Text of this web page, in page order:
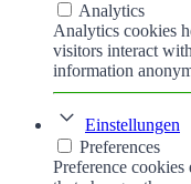
Analytics
Analytics cookies
visitors interact
information
Einstellungen
Preferences
Preference